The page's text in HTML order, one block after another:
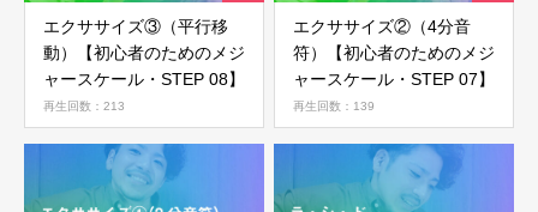
エクササイズ③（平行移
動）【初心者のためのメジ
ャースケール・STEP 08】
再生回数：213
エクササイズ②（4分音
符）【初心者のためのメジ
ャースケール・STEP 07】
再生回数：139